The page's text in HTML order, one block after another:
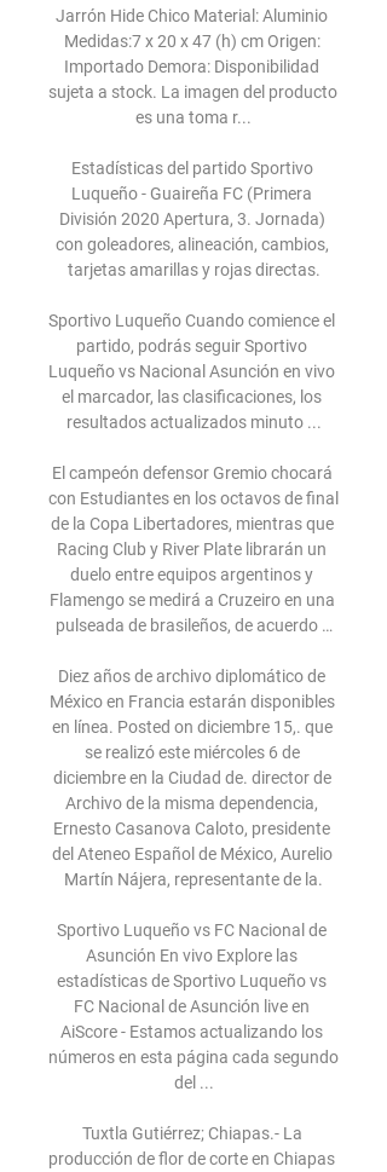
Jarrón Hide Chico Material: Aluminio
Medidas:7 x 20 x 47 (h) cm Origen:
Importado Demora: Disponibilidad
sujeta a stock. La imagen del producto
es una toma r...
Estadísticas del partido Sportivo
Luqueño - Guaireña FC (Primera
División 2020 Apertura, 3. Jornada)
con goleadores, alineación, cambios,
tarjetas amarillas y rojas directas.
Sportivo Luqueño Cuando comience el
partido, podrás seguir Sportivo
Luqueño vs Nacional Asunción en vivo
el marcador, las clasificaciones, los
resultados actualizados minuto ...
El campeón defensor Gremio chocará
con Estudiantes en los octavos de final
de la Copa Libertadores, mientras que
Racing Club y River Plate librarán un
duelo entre equipos argentinos y
Flamengo se medirá a Cruzeiro en una
pulseada de brasileños, de acuerdo …
Diez años de archivo diplomático de
México en Francia estarán disponibles
en línea. Posted on diciembre 15,. que
se realizó este miércoles 6 de
diciembre en la Ciudad de. director de
Archivo de la misma dependencia,
Ernesto Casanova Caloto, presidente
del Ateneo Español de México, Aurelio
Martín Nájera, representante de la.
Sportivo Luqueño vs FC Nacional de
Asunción En vivo Explore las
estadísticas de Sportivo Luqueño vs
FC Nacional de Asunción live en
AiScore - Estamos actualizando los
números en esta página cada segundo
del ...
Tuxtla Gutiérrez; Chiapas.- La
producción de flor de corte en Chiapas